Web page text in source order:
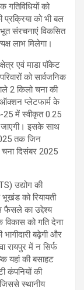
को
प्रक्रिया को भी बल
संरचनाएं विकसित
लाभ मिलेगा।
एवं माडा पॉकेट
को सार्वजनिक
2 किलो चना की
ऑक्शन प्लेटफार्म के
25 में स्वीकृत 0.25
जाएगी। इसके साथ
तक जिन
चना दिसंबर 2025
उद्योग की
को रियायती
फैसले का उद्देश्य
को गति देना
बढ़ेगी और
रायपुर में न सिर्फ
यहां की बसाहट
कंपनियों की
स्थानीय